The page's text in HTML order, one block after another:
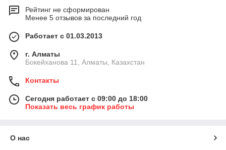
Рейтинг не сформирован
Менее 5 отзывов за последний год
Работает с 01.03.2013
г. Алматы
Бокейханова 11, Алматы, Казахстан
Контакты
Сегодня работает с 09:00 до 18:00
Показать весь график работы
О нас